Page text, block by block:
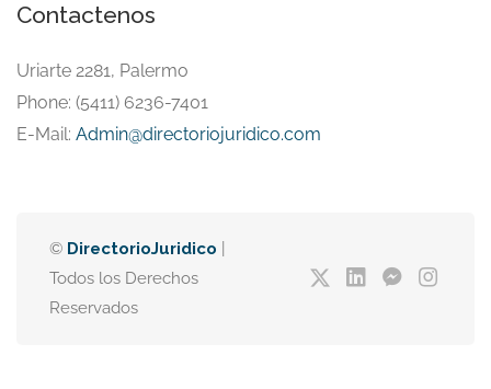
Contactenos
Uriarte 2281, Palermo
Phone: (5411) 6236-7401
E-Mail: Admin@directoriojuridico.com
© DirectorioJuridico
Todos los Derechos
Reservados